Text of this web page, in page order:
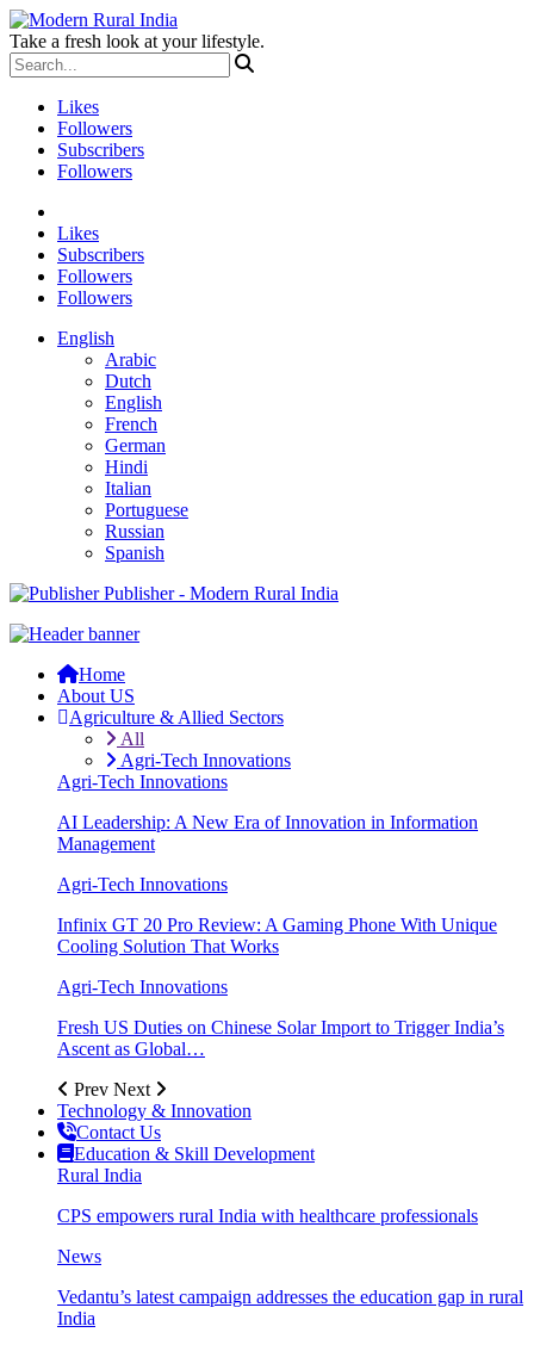
Take a fresh look at your lifestyle.
Likes
Followers
Subscribers
Followers
Likes
Subscribers
Followers
Followers
English
Arabic
Dutch
English
French
German
Hindi
Italian
Portuguese
Russian
Spanish
Publisher - Modern Rural India
Home
About US
Agriculture & Allied Sectors
All
Agri-Tech Innovations
Agri-Tech Innovations
AI Leadership: A New Era of Innovation in Information
Management
Agri-Tech Innovations
Infinix GT 20 Pro Review: A Gaming Phone With Unique
Cooling Solution That Works
Agri-Tech Innovations
Fresh US Duties on Chinese Solar Import to Trigger India’s
Ascent as Global…
Prev Next
Technology & Innovation
Contact Us
Education & Skill Development
Rural India
CPS empowers rural India with healthcare professionals
News
Vedantu’s latest campaign addresses the education gap in rural
India